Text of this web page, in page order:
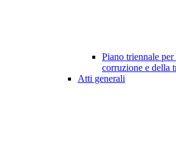
Piano triennale
corruzione e della
Atti generali